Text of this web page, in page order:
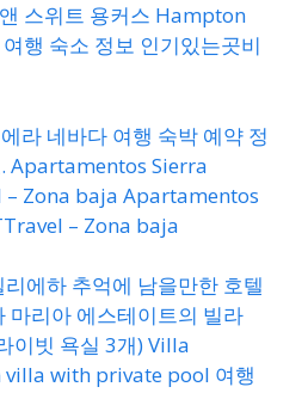
스위트 용커스 Hampton
행 숙소 정보 인기있는곳비
라 네바다 여행 숙박 예약 정
Apartamentos Sierra
Zona baja Apartamentos
– Zona baja
에하 추억에 남을만한 호텔
마리아 에스테이트의 빌라
이빗 욕실 3개) Villa
with private pool 여행